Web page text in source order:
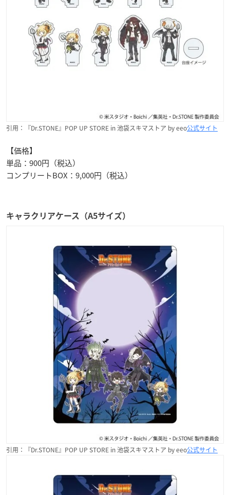
引用：『Dr.STONE』POP UP STORE in 池袋スキマストア by eeo公式サイト
【価格】
単品：900円（税込）
コンプリートBOX：9,000円（税込）
キャラクリアケース（A5サイズ）
引用：『Dr.STONE』POP UP STORE in 池袋スキマストア by eeo公式サイト